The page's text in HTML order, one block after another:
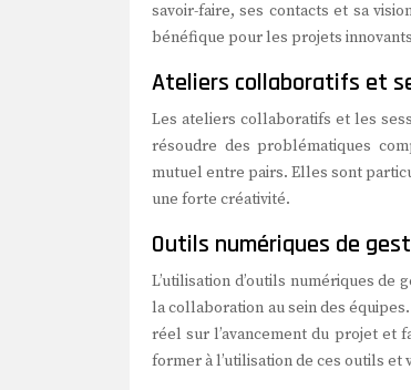
savoir-faire, ses contacts et sa
bénéfique pour les projets
Ateliers collaboratifs et
Les ateliers collaboratifs et les
résoudre des problématiques
mutuel entre pairs. Elles sont
une forte créativité.
Outils numériques de
L’utilisation d’outils numériques
la collaboration au sein des
réel sur l’avancement du projet et
former à l’utilisation de ces outils